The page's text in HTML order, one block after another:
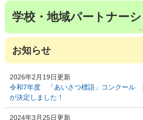
。
て
へ
本
学校・地域パートナー
お知らせ
2026年2月19日更新
令和7年度 「あいさつ標語」コンクール
が決定しました！
2024年3月25日更新